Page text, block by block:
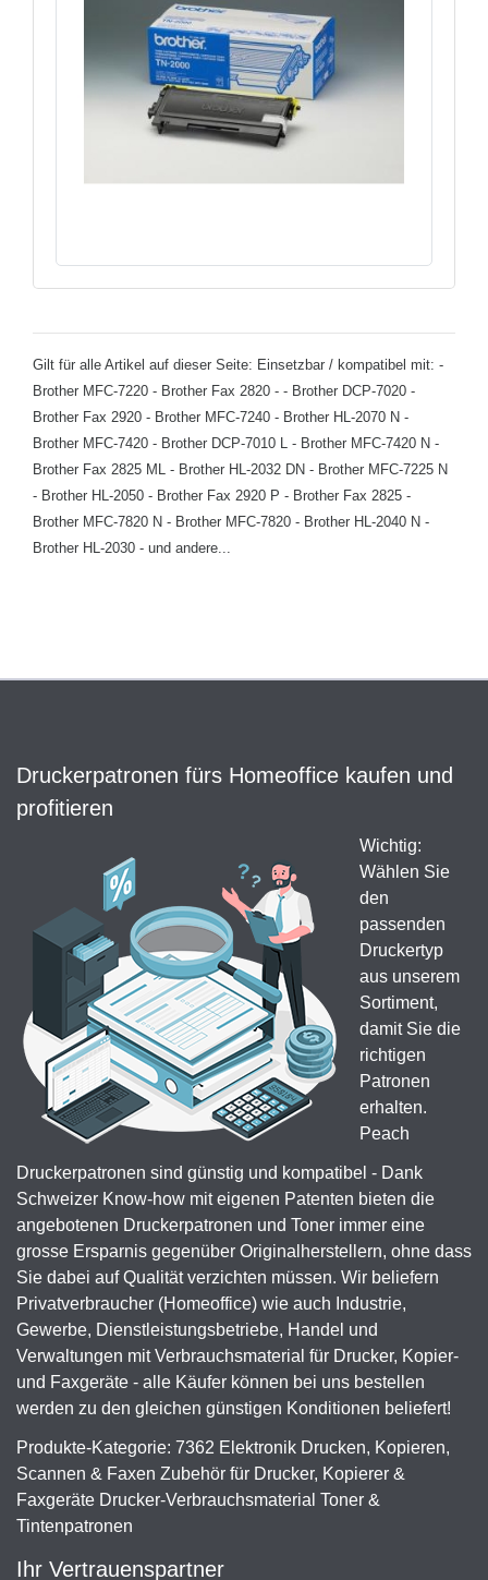
Gilt für alle Artikel auf dieser Seite: Einsetzbar / kompatibel mit: -
Brother MFC-7220 - Brother Fax 2820 - - Brother DCP-7020 -
Brother Fax 2920 - Brother MFC-7240 - Brother HL-2070 N -
Brother MFC-7420 - Brother DCP-7010 L - Brother MFC-7420 N -
Brother Fax 2825 ML - Brother HL-2032 DN - Brother MFC-7225 N
- Brother HL-2050 - Brother Fax 2920 P - Brother Fax 2825 -
Brother MFC-7820 N - Brother MFC-7820 - Brother HL-2040 N -
Brother HL-2030 - und andere...
Druckerpatronen fürs Homeoffice kaufen und
profitieren
Wichtig:
Wählen Sie
den
passenden
Druckertyp
aus unserem
Sortiment,
damit Sie die
richtigen
Patronen
erhalten.
Peach
Druckerpatronen sind günstig und kompatibel - Dank
Schweizer Know-how mit eigenen Patenten bieten die
angebotenen Druckerpatronen und Toner immer eine
grosse Ersparnis gegenüber Originalherstellern, ohne dass
Sie dabei auf Qualität verzichten müssen. Wir beliefern
Privatverbraucher (Homeoffice) wie auch Industrie,
Gewerbe, Dienstleistungsbetriebe, Handel und
Verwaltungen mit Verbrauchsmaterial für Drucker, Kopier-
und Faxgeräte - alle Käufer können bei uns bestellen
werden zu den gleichen günstigen Konditionen beliefert!
Produkte-Kategorie: 7362 Elektronik Drucken, Kopieren,
Scannen & Faxen Zubehör für Drucker, Kopierer &
Faxgeräte Drucker-Verbrauchsmaterial Toner &
Tintenpatronen
Ihr Vertrauenspartner